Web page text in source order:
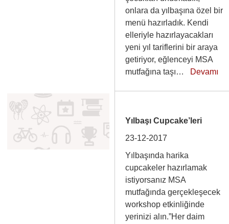
onlara da yılbaşına özel bir
menü hazırladık. Kendi
elleriyle hazırlayacakları
yeni yıl tariflerini bir araya
getiriyor, eğlenceyi MSA
mutfağına taşı… Devamı
Yılbaşı Cupcake’leri
23-12-2017
Yılbaşında harika
cupcakeler hazırlamak
istiyorsanız MSA
mutfağında gerçekleşecek
workshop etkinliğinde
yerinizi alın.”Her daim